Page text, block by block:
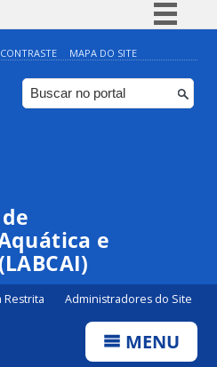
Simplifique!
Comunica BR
Participe
MAPA DO SITE
e
Restrita Administradores do Site
MENU